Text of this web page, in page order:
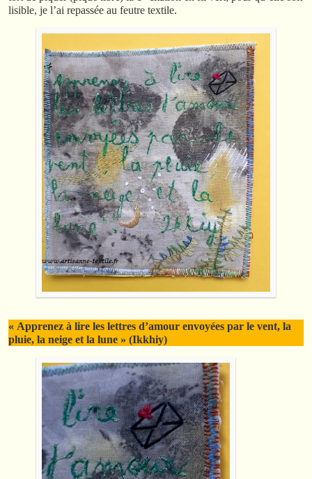
lisible, je l’ai repassée au feutre textile.
« Apprenez à lire les lettres d’amour envoyées par le vent, la
pluie, la neige et la lune » (Ikkhiy)